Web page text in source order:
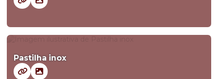
Pastilha inox